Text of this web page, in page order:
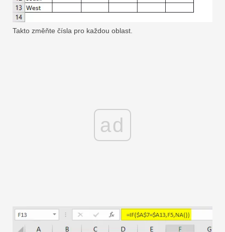
Takto změňte čísla pro každou oblast.
ad